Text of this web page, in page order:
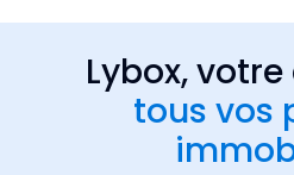
Lybox,
tous vos